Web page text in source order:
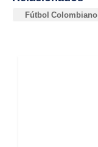
Fútbol Colombiano